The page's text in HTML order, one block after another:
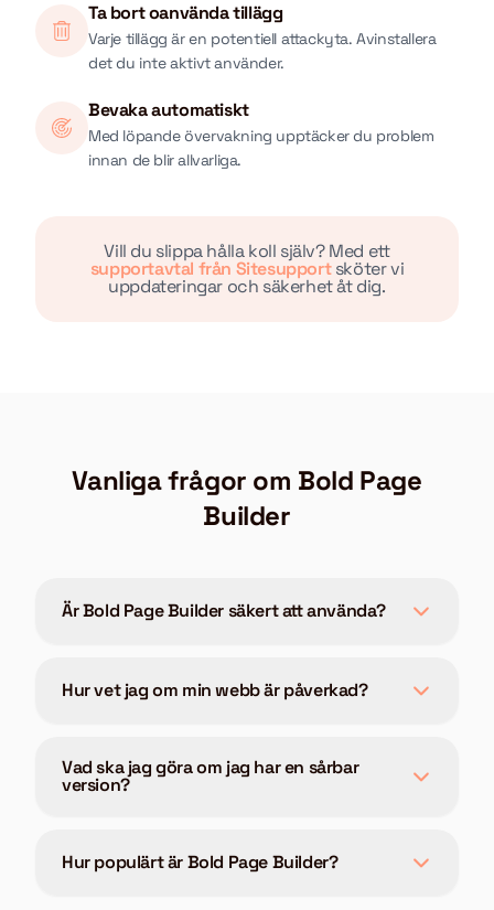
Ta bort oanvända tillägg
Varje tillägg är en potentiell attackyta. Avinstallera
det du inte aktivt använder.
Bevaka automatiskt
Med löpande övervakning upptäcker du problem
innan de blir allvarliga.
Vill du slippa hålla koll själv? Med ett
supportavtal från Sitesupportsköter vi
uppdateringar och säkerhet åt dig.
Vanliga frågor om Bold Page
Builder
Är Bold Page Builder säkert att använda?
Hur vet jag om min webb är påverkad?
Vad ska jag göra om jag har en sårbar
version?
Hur populärt är Bold Page Builder?